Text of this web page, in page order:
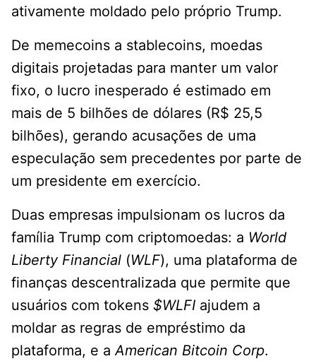
ativamente moldado pelo próprio Trump.
De memecoins a stablecoins, moedas
digitais projetadas para manter um valor
fixo, o lucro inesperado é estimado em
mais de 5 bilhões de dólares (R$ 25,5
bilhões), gerando acusações de uma
especulação sem precedentes por parte de
um presidente em exercício.
Duas empresas impulsionam os lucros da
família Trump com criptomoedas: a World
Liberty Financial (WLF), uma plataforma de
finanças descentralizada que permite que
usuários com tokens $WLFI ajudem a
moldar as regras de empréstimo da
plataforma, e aAmerican Bitcoin Corp.